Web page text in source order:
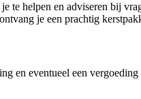
te helpen en adviseren bij
je een prachtig
en eventueel een